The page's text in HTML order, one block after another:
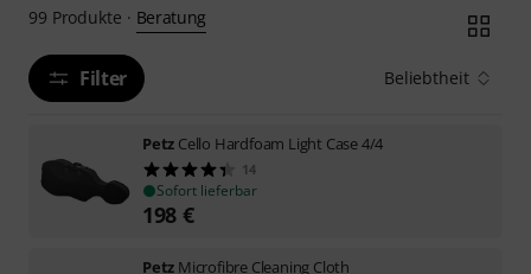
99 Produkte · Beratung
Filter Beliebtheit
Petz Cello Hardfoam Light Case 4/4
14
Sofort lieferbar
198 €
Petz Microfibre Cleaning Cloth